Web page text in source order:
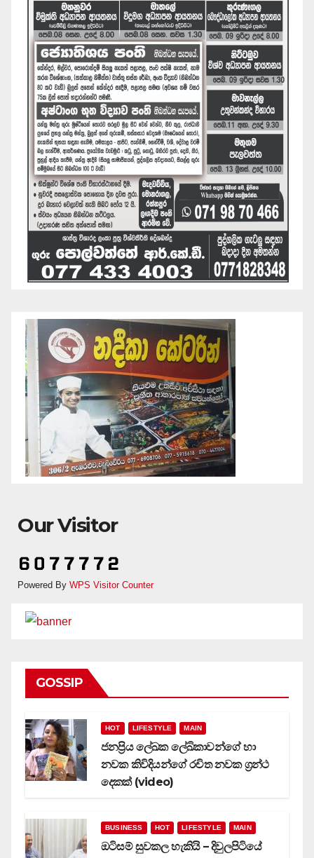
Our Visitor
Powered By WPS Visitor Counter
GOSSIP
HOT LIFESTYLE MAIN
ජනප්‍රිය ලේඛක ලේඛිකාවන්ගේ හා
නවක කිවිදියන්ගේ රචිත නවක ග්‍රන්ථ
දෙකක් (video)
BUSINESS HOT LIFESTYLE MAIN
ඔටිසම් සුවකල හැකියි – දිවුලපිටියේ